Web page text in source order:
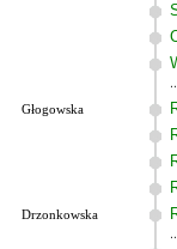
Głogowska
Drzonkowska